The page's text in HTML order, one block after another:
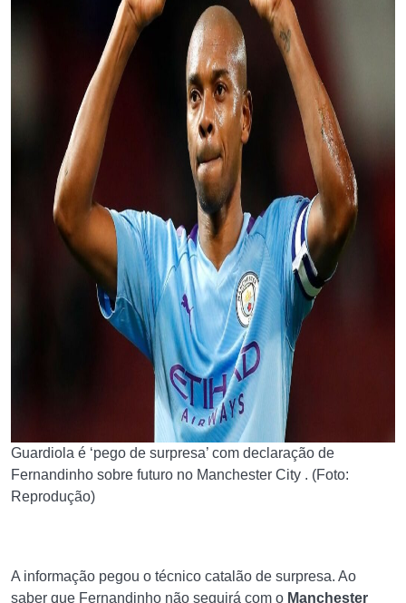
Guardiola é ‘pego de surpresa’ com declaração de
Fernandinho sobre futuro no Manchester City . (Foto:
Reprodução)
A informação pegou o técnico catalão de surpresa. Ao
saber que Fernandinho não seguirá com o Manchester